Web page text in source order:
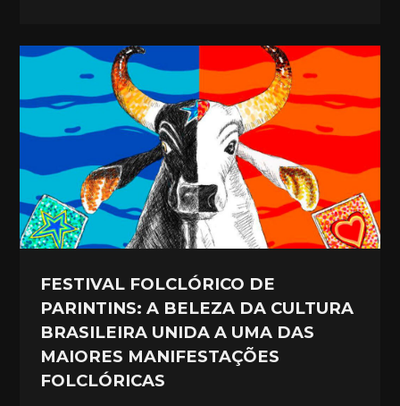
FESTIVAL FOLCLÓRICO DE
PARINTINS: A BELEZA DA CULTURA
BRASILEIRA UNIDA A UMA DAS
MAIORES MANIFESTAÇÕES
FOLCLÓRICAS